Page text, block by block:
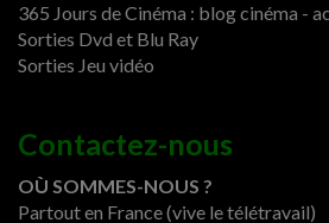
365 Jours de Cinéma : blog cinéma -
Sorties Dvd et Blu Ray
Sorties Jeu vidéo
Contactez-nous
OÙ SOMMES-NOUS ?
Partout en France (vive le télétravail)